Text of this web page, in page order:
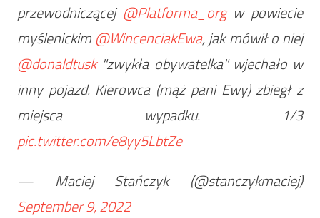
przewodniczącej @Platforma_orgw powiecie
myślenickim@WincenciakEwa, jak mówił o niej
@donaldtusk"zwykła obywatelka" wjechało w
inny pojazd. Kierowca (mąż pani Ewy) zbiegł z
miejsca wypadku. 1/3
pic.twitter.com/e8yy5LbtZe
— Maciej Stańczyk (@stanczykmaciej)
September 9, 2022